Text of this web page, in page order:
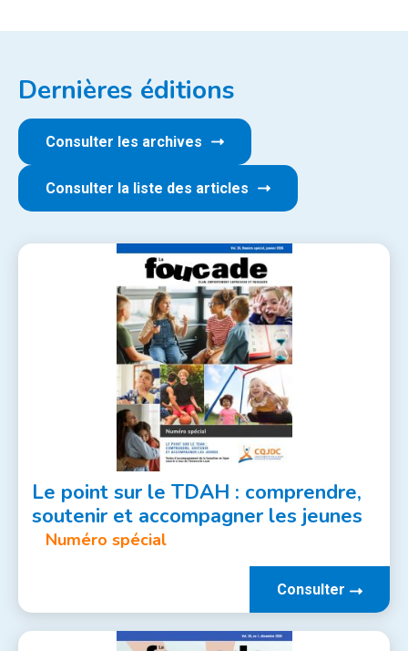
Dernières éditions
Consulter les archives
Consulter la liste des articles
Le point sur le TDAH : comprendre,
soutenir et accompagner les jeunes
Numéro spécial
Consulter